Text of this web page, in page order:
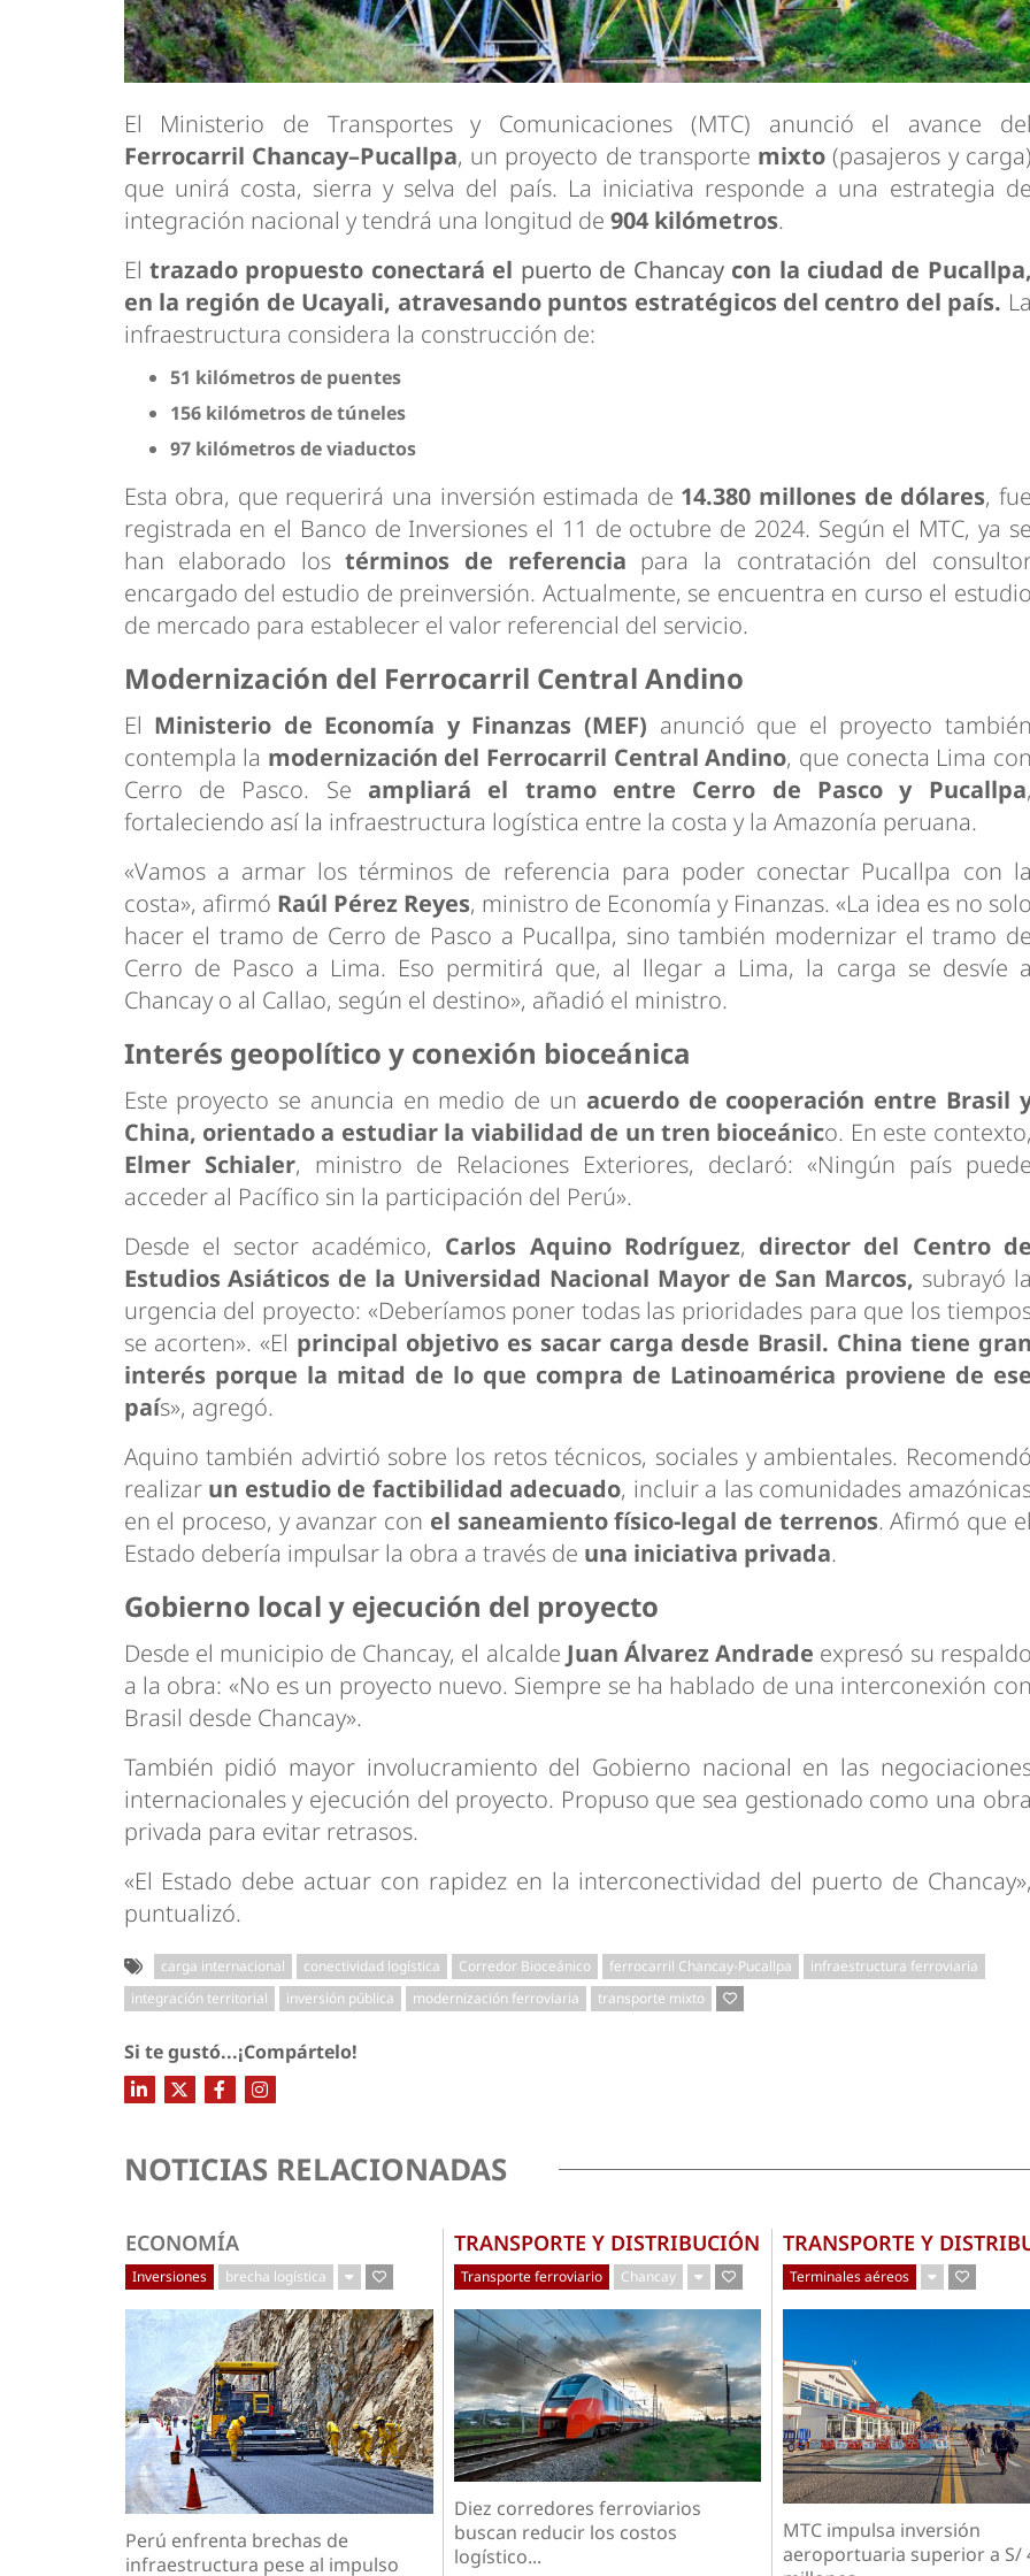
El Ministerio de Transportes y Comunicaciones (MTC) anunció el avance del
Ferrocarril Chancay–Pucallpa, un proyecto de transporte mixto (pasajeros y carga)
que unirá costa, sierra y selva del país. La iniciativa responde a una estrategia de
integración nacional y tendrá una longitud de 904 kilómetros.
El trazado propuesto conectará el puerto de Chancaycon la ciudad de Pucallpa,
en la región de Ucayali, atravesando puntos estratégicos del centro del país. La
infraestructura considera la construcción de:
51 kilómetros de puentes
156 kilómetros de túneles
97 kilómetros de viaductos
Esta obra, que requerirá una inversión estimada de 14.380 millones de dólares, fue
registrada en el Banco de Inversiones el 11 de octubre de 2024. Según el MTC, ya se
han elaborado lostérminos de referencia para la contratación del
encargado del estudio de preinversión. Actualmente, se encuentra en curso el estudio
de mercado para establecer el valor referencial del servicio.
Modernización del Ferrocarril Central Andino
El Ministerio de Economía y Finanzas (MEF) anunció que el proyecto también
contempla la modernización del Ferrocarril Central Andino, que conecta Lima con
Cerro de Pasco. Se ampliará el tramo entre Cerro de Pasco y Pucallpa,
fortaleciendo así la infraestructura logística entre la costa y la Amazonía peruana.
«Vamos a armar los términos de referencia para poder conectar Pucallpa con la
costa», afirmó Raúl Pérez Reyes, ministro de Economía y Finanzas. «La idea es no solo
hacer el tramo de Cerro de Pasco a Pucallpa, sino también modernizar el tramo de
Cerro de Pasco a Lima. Eso permitirá que, al llegar a Lima, la carga se desvíe a
Chancay o al Callao, según el destino», añadió el ministro.
Interés geopolítico y conexión bioceánica
Este proyecto se anuncia en medio de un acuerdo de cooperación entre Brasil
China, orientado a estudiar la viabilidad de un tren bioceánico. En este contexto,
Elmer Schialer, ministro de Relaciones Exteriores, declaró: «Ningún país puede
acceder al Pacífico sin la participación del Perú».
Desde el sector académico, Carlos Aquino Rodríguez, director del Centro de
Estudios Asiáticos de la Universidad Nacional Mayor de San Marcos, subrayó la
urgencia del proyecto: «Deberíamos poner todas las prioridades para que los
se acorten». «El principal objetivo es sacar carga desde Brasil. China tiene gran
interés porque la mitad de lo que compra de Latinoamérica proviene de ese
país», agregó.
Aquino también advirtió sobre los retos técnicos, sociales y ambientales. Recomendó
realizar un estudio de factibilidad adecuado, incluir a las comunidades
en el proceso, y avanzar con el saneamiento físico-legal de terrenos. Afirmó que el
Estado debería impulsar la obra a través de una iniciativa privada.
Gobierno local y ejecución del proyecto
Desde el municipio de Chancay, el alcalde Juan Álvarez Andrade expresó su respaldo
a la obra: «No es un proyecto nuevo. Siempre se ha hablado de una interconexión con
Brasil desde Chancay».
También pidió mayor involucramiento del Gobierno nacional en las
internacionales y ejecución del proyecto. Propuso que sea gestionado como una obra
privada para evitar retrasos.
«El Estado debe actuar con rapidez en la interconectividad del puerto de Chancay»,
puntualizó.
carga internacional conectividad logística Corredor Bioceánico ferrocarril Chancay-Pucallpa
infraestructura ferroviaria
integración territorial
inversión pública modernización ferroviaria transporte mixto
Si te gustó...¡Compártelo!
NOTICIAS RELACIONADAS
ECONOMÍA
Inversiones brecha logística
Perú enfrenta brechas de
infraestructura pese al impulso
TRANSPORTE Y DISTRIBUCIÓN
Transporte ferroviario Chancay
Diez corredores ferroviarios
buscan reducir los costos
logístico...
TRANSPORTE Y
Terminales aéreos
MTC impulsa inversión
aeroportuaria superior a S/